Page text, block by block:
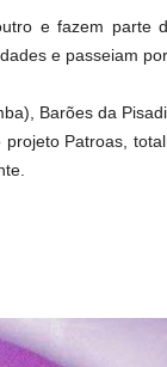
e fazem parte
e passeiam
Barões da
Patroas,